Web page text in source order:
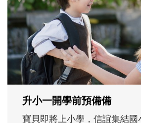
沒有人天生就擅長當爸爸！
次「前所未有」的體驗中，
大。從給予安全感的肢體遊
主、角色認同及解決問題的
正嘗試用不同的模樣，參與